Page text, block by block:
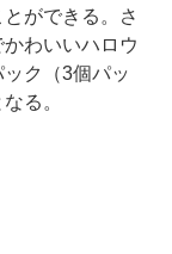
ができる。さ
わいいハロウ
ク（3個パッ
る。